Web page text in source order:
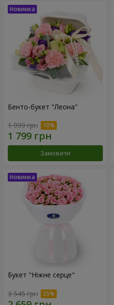
Бенто-букет "Леона"
1 999 грн
Замовити
Букет "Ніжне серце"
3 545 грн